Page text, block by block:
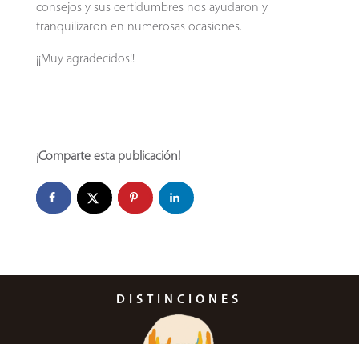
consejos y sus certidumbres nos ayudaron y
tranquilizaron en numerosas ocasiones.
¡¡Muy agradecidos!!
¡Comparte esta publicación!
DISTINCIONES